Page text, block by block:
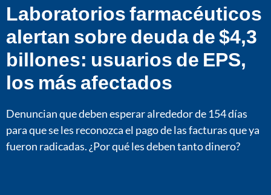
Laboratorios farmacéuticos
alertan sobre deuda de $4,3
billones: usuarios de EPS,
los más afectados
Denuncian que deben esperar alrededor de 154 días
para que se les reconozca el pago de las facturas que ya
fueron radicadas. ¿Por qué les deben tanto dinero?